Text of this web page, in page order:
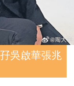
吳啟華張兆